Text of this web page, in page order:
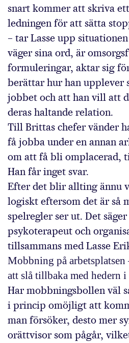
snart kommer att skriva
ledningen för att sätta
– tar Lasse upp
väger sina ord, är
formuleringar, aktar sig
berättar hur han upplever
jobbet och att han vill att
deras haltande relation.
Till Brittas chefer vänder
få jobba under en annan
om att få bli omplacerad,
Han får inget svar.
Efter det blir allting ännu
logiskt eftersom det är så
spelregler ser ut. Det
psykoterapeut och
tillsammans med Lasse
Mobbning på
att slå tillbaka med hedern
Har mobbningsbollen väl
i princip omöjligt att
man försöker, desto mer
orättvisor som pågår,